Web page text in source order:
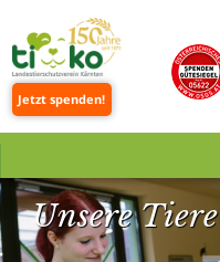
Jetzt spenden!
Unsere Tiere